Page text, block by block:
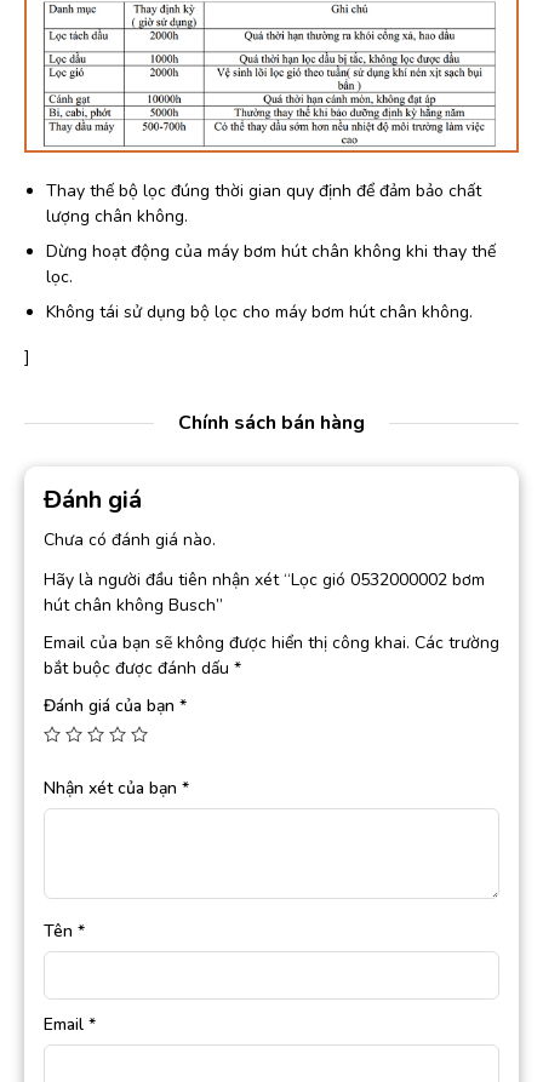
Thay thế bộ lọc đúng thời gian quy định để đảm bảo chất
lượng chân không.
Dừng hoạt động của máy bơm hút chân không khi thay thế
lọc.
Không tái sử dụng bộ lọc cho máy bơm hút chân không.
]
Chính sách bán hàng
Đánh giá
Chưa có đánh giá nào.
Hãy là người đầu tiên nhận xét “Lọc gió 0532000002 bơm
hút chân không Busch”
Email của bạn sẽ không được hiển thị công khai. Các trường
bắt buộc được đánh dấu *
Đánh giá của bạn *
Nhận xét của bạn *
Tên *
Email *